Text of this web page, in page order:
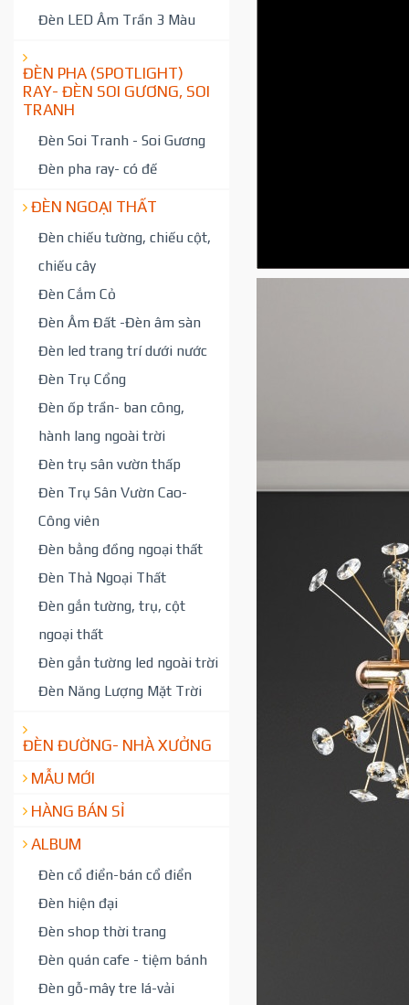
Đèn LED Âm Trần 3 Màu
ĐÈN PHA (SPOTLIGHT)
RAY- ĐÈN SOI GƯƠNG, SOI
TRANH
Đèn Soi Tranh - Soi Gương
Đèn pha ray- có đế
ĐÈN NGOẠI THẤT
Đèn chiếu tường, chiếu cột,
chiếu cây
Đèn Cắm Cỏ
Đèn Âm Đất -Đèn âm sàn
Đèn led trang trí dưới nước
Đèn Trụ Cổng
Đèn ốp trần- ban công,
hành lang ngoài trời
Đèn trụ sân vườn thấp
Đèn Trụ Sân Vườn Cao-
Công viên
Đèn bằng đồng ngoại thất
Đèn Thả Ngoại Thất
Đèn gắn tường, trụ, cột
ngoại thất
Đèn gắn tường led ngoài trời
Đèn Năng Lượng Mặt Trời
ĐÈN ĐƯỜNG- NHÀ XƯỞNG
MẪU MỚI
HÀNG BÁN SỈ
ALBUM
Đèn cổ điển-bán cổ điển
Đèn hiện đại
Đèn shop thời trang
Đèn quán cafe - tiệm bánh
Đèn gỗ-mây tre lá-vải